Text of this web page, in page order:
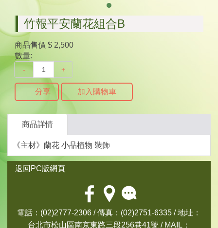
竹報平安蘭花組合B
商品售價 $ 2,500
數量:
- +
分享 加入購物車
商品詳情
《主材》蘭花 小品植物 裝飾
返回PC版網頁
電話：(02)2777-2306 / 傳真：(02)2751-6335 / 地址：
台北市松山區南京東路三段256巷41號 / MAIL：